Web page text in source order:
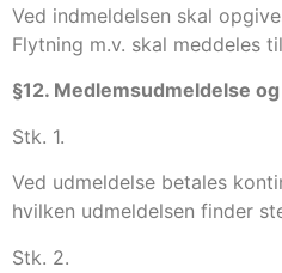
Ved indmeldelsen skal
Flytning m.v. skal meddeles
§12. Medlemsudmeldelse
Stk. 1.
Ved udmeldelse betales
hvilken udmeldelsen finder
Stk. 2.